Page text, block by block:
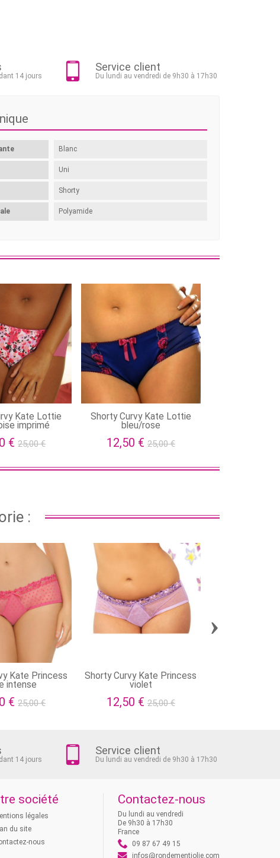
14 jours
Service client
Du lundi au vendredi de 9h30 à 17h30
Blanc
Uni
Shorty
Polyamide
Kate Lottie
imprimé
€25,00 €
Shorty Curvy Kate Lottie
bleu/rose
12,50 € 25,00 €
:
Kate Princess
intense
€25,00 €
Shorty Curvy Kate Princess
violet
12,50 € 25,00 €
›
14 jours
Service client
Du lundi au vendredi de 9h30 à 17h30
société
légales
du site
nous
Contactez-nous
Du lundi au vendredi
De 9h30 à 17h30
France
09 87 67 49 15
infos@rondementjolie.com